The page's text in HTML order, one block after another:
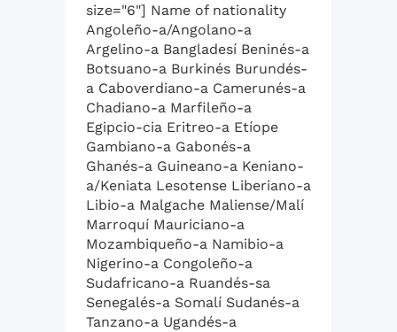
size="6"] Name of nationality
Angoleño-a/Angolano-a
Argelino-a Bangladesí Beninés-a
Botsuano-a Burkinés Burundés-
a Caboverdiano-a Camerunés-a
Chadiano-a Marfileño-a
Egipcio-cia Eritreo-a Etíope
Gambiano-a Gabonés-a
Ghanés-a Guineano-a Keniano-
a/Keniata Lesotense Liberiano-a
Libio-a Malgache Maliense/Malí
Marroquí Mauriciano-a
Mozambiqueño-a Namibio-a
Nigerino-a Congoleño-a
Sudafricano-a Ruandés-sa
Senegalés-a Somalí Sudanés-a
Tanzano-a Ugandés-a